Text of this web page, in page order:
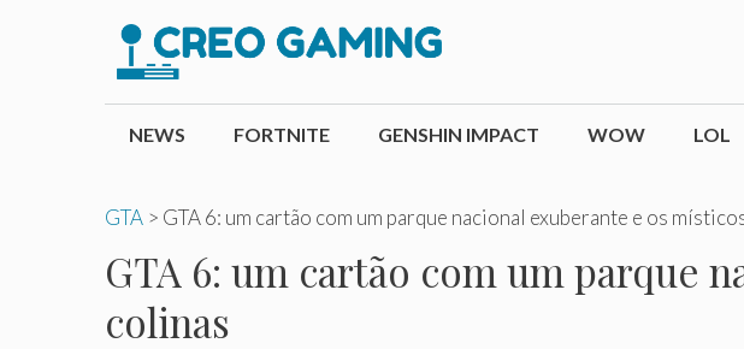
conteúdo
NEWS FORTNITE GENSHIN IMPACT WOW LOL
GTA > GTA 6: um cartão com um parque nacional exuberante e os
GTA 6: um cartão com um parque
colinas